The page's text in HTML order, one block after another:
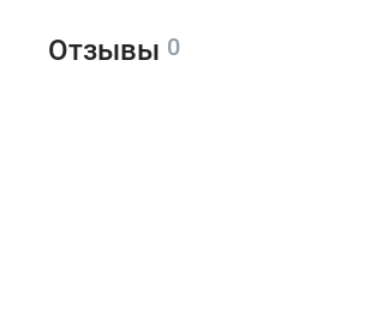
Отзывы 0